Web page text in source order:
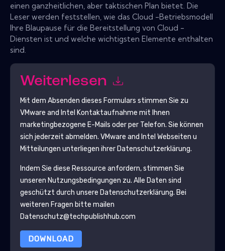
einen ganzheitlichen, aber taktischen Plan bietet. Die
Leser werden feststellen, wie das Cloud -Betriebsmodell
Ihre Blaupause für die Bereitstellung von Cloud -
Diensten ist und welche wichtigsten Elemente enthalten
sind.
Weiterlesen
Mit dem Absenden dieses Formulars stimmen Sie zu
VMware and Intel Kontaktaufnahme mit Ihnen
marketingbezogene E-Mails oder per Telefon. Sie können
sich jederzeit abmelden. VMware and Intel Webseiten u
Mitteilungen unterliegen ihrer Datenschutzerklärung.
Indem Sie diese Ressource anfordern, stimmen Sie
unseren Nutzungsbedingungen zu. Alle Daten sind
geschützt durch unsere Datenschutzerklärung. Bei
weiteren Fragen bitte mailen
Datenschutz@techpublishhub.com
DOWNLOAD